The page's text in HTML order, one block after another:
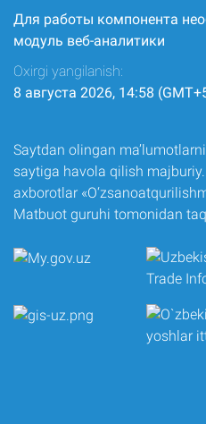
Для работы компонента
модуль веб-аналитики
Oxirgi yangilanish:
8 августа 2026, 14:58
Saytdan olingan
saytiga havola qilish
axborotlar
Matbuot guruhi tomonidan